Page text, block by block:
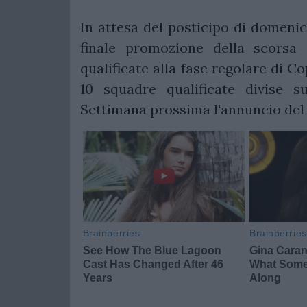
In attesa del posticipo di
finale promozione della
qualificate alla fase regolare di
10 squadre qualificate divise
Settimana prossima l'annuncio